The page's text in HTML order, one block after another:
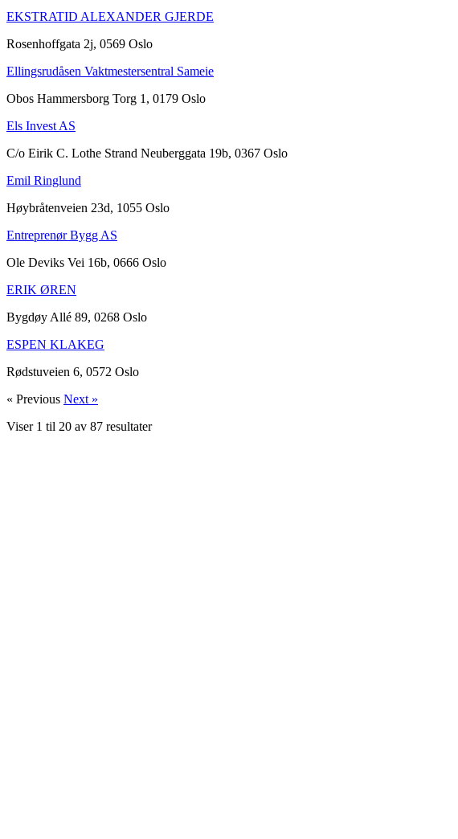
EKSTRATID ALEXANDER GJERDE
Rosenhoffgata 2j, 0569 Oslo
Ellingsrudåsen Vaktmestersentral Sameie
Obos Hammersborg Torg 1, 0179 Oslo
Els Invest AS
C/o Eirik C. Lothe Strand Neuberggata 19b, 0367 Oslo
Emil Ringlund
Høybråtenveien 23d, 1055 Oslo
Entreprenør Bygg AS
Ole Deviks Vei 16b, 0666 Oslo
ERIK ØREN
Bygdøy Allé 89, 0268 Oslo
ESPEN KLAKEG
Rødstuveien 6, 0572 Oslo
« Previous Next »
Viser 1 til 20 av 87 resultater